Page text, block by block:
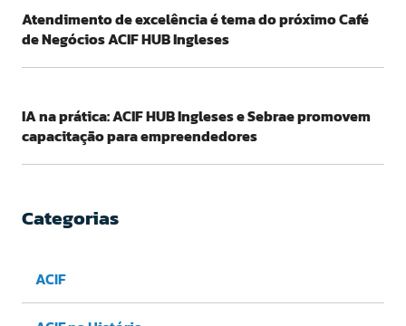
Atendimento de excelência é tema do próximo Café
de Negócios ACIF HUB Ingleses
IA na prática: ACIF HUB Ingleses e Sebrae promovem
capacitação para empreendedores
Categorias
ACIF